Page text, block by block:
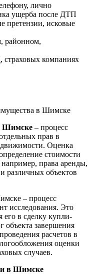
лично
ущерба после ДТП
претензии, исковые
районном,
страховых компаниях
в Шимске
Шимске – процесс
прав в
Оценка
стоимости
права аренды,
различных объектов
– процесс
исследования. Это
его в сделку купли-
объекта завершения
расчетов в
оценки
случаев.
в Шимске